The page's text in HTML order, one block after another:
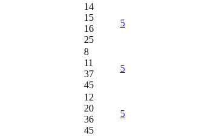
14
15
16
25
5
8
11
37
45
5
12
20
36
45
5